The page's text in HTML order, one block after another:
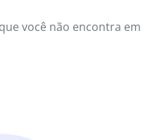
você não encontra em